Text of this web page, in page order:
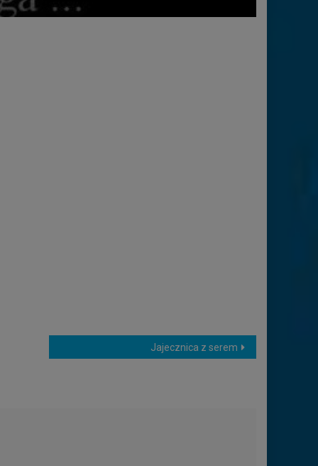
Jajecznica z serem